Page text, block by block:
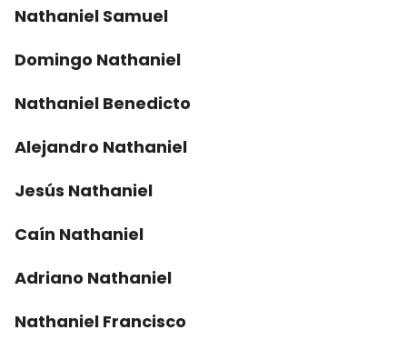
Nathaniel Samuel
Domingo Nathaniel
Nathaniel Benedicto
Alejandro Nathaniel
Jesús Nathaniel
Caín Nathaniel
Adriano Nathaniel
Nathaniel Francisco